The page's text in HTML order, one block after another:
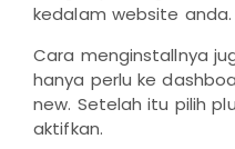
kedalam website anda.
Cara menginstallnya
hanya perlu ke
new. Setelah itu pilih
aktifkan.